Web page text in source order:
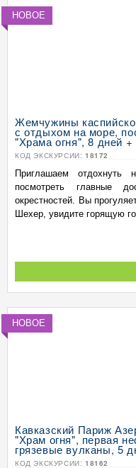
НОВОЕ
Жемчужины
с отдыхом на море,
"Храма огня", 8 дней +
КОД ЭКСКУРСИИ: 18172
Приглашаем отдохнуть
посмотреть главные
окрестностей. Вы
Шехер, увидите горящую
НОВОЕ
Кавказский Париж
"Храм огня", первая
грязевые вулканы, 5
КОД ЭКСКУРСИИ: 18162